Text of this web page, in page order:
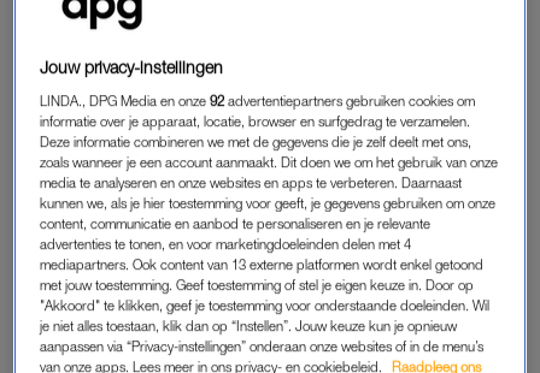
vroeggeboortes daalt. Zwangere vrouwen met kanker brengen
kinderen verloopt in de eerste levensjaren net zoals bij andere
kinderen.
Eén op duizend
Jaarlijks wordt bij één op de duizend zwangere vrouwen
kanker vastgesteld, wat voor Nederland neerkomt op ruim
honderdvijftig vrouwen. De overlevingskans voor deze
moeders neemt de laatste jaren wel toe, er zit zelfs geen
verschil meer tussen de kans van een zwangere- en niet
zwangere vrouw met kanker.
Jouw privacy-instellingen
LINDA., DPG Media en onze92 advertentiepartners gebruiken cookies om
informatie over je apparaat, locatie, browser en surfgedrag te verzamelen.
Deze informatie combineren we met de gegevens die je zelf deelt met ons,
zoals wanneer je een account aanmaakt. Dit doen we om het gebruik van onze
media te analyseren en onze websites en apps te verbeteren. Daarnaast
kunnen we, als je hier toestemming voor geeft, je gegevens gebruiken om onze
content, communicatie en aanbod te personaliseren en je relevante
advertenties te tonen, en voor marketingdoeleinden delen met 4
mediapartners. Ook content van 13 externe platformen wordt enkel getoond
met jouw toestemming. Geef toestemming of stel je eigen keuze in. Door op
"Akkoord" te klikken, geef je toestemming voor onderstaande doeleinden. Wil
je niet alles toestaan, klik dan op “Instellen”. Jouw keuze kun je opnieuw
aanpassen via “Privacy-instellingen” onderaan onze websites of in de menu’s
van onze apps. Lees meer in ons privacy- en cookiebeleid.
Raadpleeg ons